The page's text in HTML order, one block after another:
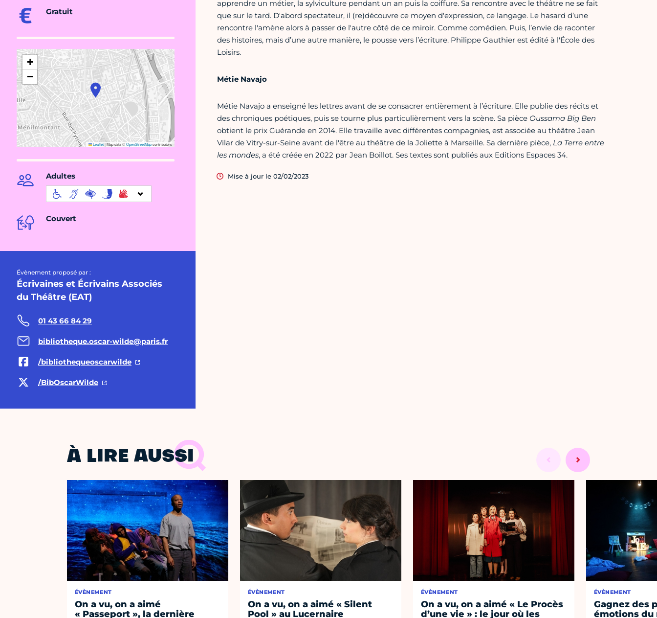
Gratuit
+
−
Leaflet|Map data ©OpenStreetMapcontributors
Adultes
Couvert
Évènement proposé par :
Écrivaines et Écrivains Associés
du Théâtre (EAT)
01 43 66 84 29
bibliotheque.oscar-wilde@paris.fr
/bibliothequeoscarwilde
/BibOscarWilde
apprendre un métier, la sylviculture pendant un an puis la coiffure. Sa rencontre avec le théâtre ne se fait
que sur le tard. D'abord spectateur, il (re)découvre ce moyen d'expression, ce langage. Le hasard d’une
rencontre l'amène alors à passer de l'autre côté de ce miroir. Comme comédien. Puis, l’envie de raconter
des histoires, mais d’une autre manière, le pousse vers l’écriture. Philippe Gauthier est édité à l'École des
Loisirs.
Métie Navajo
Métie Navajo a enseigné les lettres avant de se consacrer entièrement à l’écriture. Elle publie des récits et
des chroniques poétiques, puis se tourne plus particulièrement vers la scène. Sa pièce Oussama Big Ben
obtient le prix Guérande en 2014. Elle travaille avec différentes compagnies, est associée au théâtre Jean
Vilar de Vitry-sur-Seine avant de l'être au théâtre de la Joliette à Marseille. Sa dernière pièce, La Terre entre
les mondes, a été créée en 2022 par Jean Boillot. Ses textes sont publiés aux Editions Espaces 34.
Mise à jour le 02/02/2023
À LIRE AUSSI
ÉVÈNEMENT
On a vu, on a aimé
« Passeport », la dernière
ÉVÈNEMENT
On a vu, on a aimé « Silent
Pool » au Lucernaire
ÉVÈNEMENT
On a vu, on a aimé « Le Procès
d’une vie » : le jour où les
ÉVÈNEMENT
Gagnez des
émotions du